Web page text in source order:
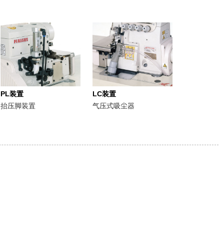
PL装置
抬压脚装置
LC装置
气压式吸尘器